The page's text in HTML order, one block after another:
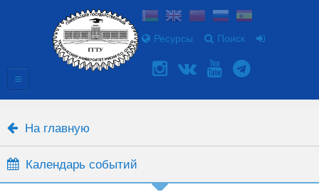
Ресурсы Поиск
На главную
Календарь событий